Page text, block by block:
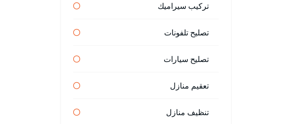
تركيب سيراميك
تصليح تلفونات
تصليح سيارات
تعقيم منازل
تنظيف منازل